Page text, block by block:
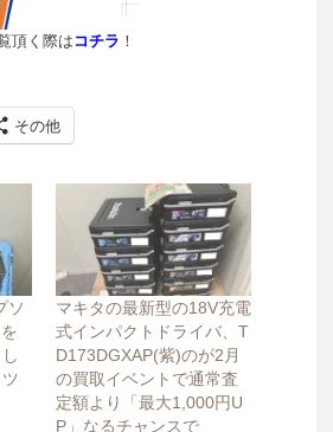
頂く際は コチラ ！
その他
ソ
マキタの最新型の18V充電
式インパクトドライバ、T
D173DGXAP(紫)のが2月
の買取イベントで通常査
定額より「最大1,000円U
P」なるチャンスで